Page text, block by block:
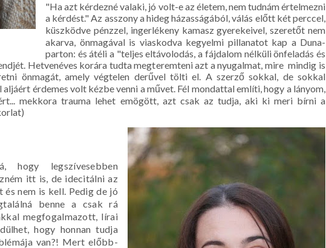
"Ha azt kérdezné valaki, jó volt-e az életem, nem tudnám értelmezni
a kérdést." Az asszony a hideg házasságából, válás előtt két perccel,
küszködve pénzzel, ingerlékeny kamasz gyerekeivel, szeretőt nem
akarva, önmagával is viaskodva kegyelmi pillanatot kap a Duna-
parton: és átéli a "teljes eltávolodás, a fájdalom nélküli önfeladás és
Hetvenéves korára tudta megteremteni azt a nyugalmat, mire mindig is
önmagát, amely végtelen derűvel tölti el. A szerző sokkal, de sokkal
érdemes volt kézbe venni a művet. Fél mondattal említi, hogy a lányom,
mekkora trauma lehet emögött, azt csak az tudja, aki ki meri bírni a
hogy legszívesebben
itt is, de idecitálni az
nem is kell. Pedig de jó
benne a csak rá
megfogalmazott, lírai
hogy honnan tudja
van?! Mert előbb-